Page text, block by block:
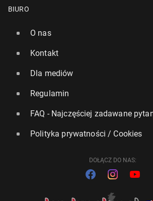
BIURO
O nas
Kontakt
Dla mediów
Regulamin
FAQ - Najczęściej zadawane
Polityka prywatności / Cookies
DOŁĄCZ DO NAS: